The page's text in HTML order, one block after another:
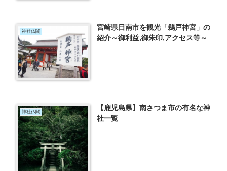
神社仏閣
宮崎県日南市を観光「鵜戸神宮」の
紹介～御利益,御朱印,アクセス等～
神社仏閣
【鹿児島県】南さつま市の有名な神
社一覧